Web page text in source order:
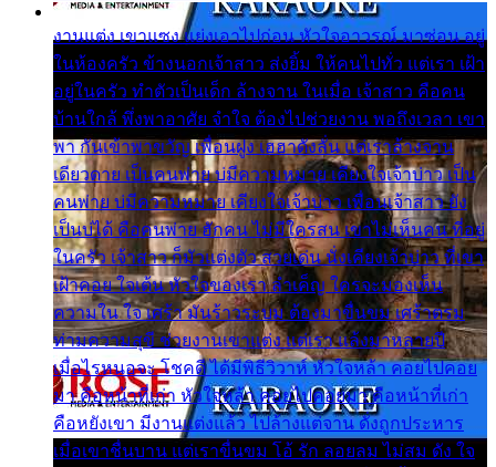
งานแต่ง เขาแซง แย่งเอาไปก่อน หัวใจอาวรณ์ มาซ่อน อยู่
ในห้องครัว ข้างนอกเจ้าสาว ส่งยิ้ม ให้คนไปทั่ว แต่เรา เฝ้า
อยู่ในครัว ทำตัวเป็นเด็ก ล้างจาน ในเมื่อ เจ้าสาว คือคน
บ้านใกล้ พึ่งพาอาศัย จำใจ ต้องไปช่วยงาน พอถึงเวลา เขา
พา กันเข้าพาขวัญ เพื่อนฝูง เฮฮาดังลั่น แต่เราล้างจาน
เดียวดาย เป็นคนพ่าย บ่มีความหมาย เคียงใจเจ้าบ่าว เป็น
คนพ่าย บ่มีความหมาย เคียงใจเจ้าบ่าว เพื่อนเจ้าสาว ยัง
เป็นบ่ได้ คือคนพ่าย ฮักคน ไม่มีใครสน เขาไม่เห็นคน ที่อยู่
ในครัว เจ้าสาว ก็มัวแต่งตัว สวยเด่น นั่งเคียงเจ้าบ่าว ที่เขา
เฝ้าคอย ใจเต้น หัวใจของเรา ลำเค็ญ ใครจะมองเห็น
ความใน ใจ เศร้า มันร้าวระบม ต้องมาขื่นขม เศร้าตรม
ท่ามความสุขี ช่วยงานเขาแต่ง แต่เรา แล้งมาหลายปี
เมื่อไรหนอจะ โชคดี ได้มีพิธีวิวาห์ หัวใจหล้า คอยไปคอย
มา คือหน้าที่เก่า หัวใจหล้า คอยไปคอยมา คือหน้าที่เก่า
คือหยังเขา มีงานแต่งแล้ว ไปล้างแต่จาน ดั่งถูกประหาร
เมื่อเขาชื่นบาน แต่เราขื่นขม โอ้ รัก ลอยลม ไม่สม ดัง ใจ